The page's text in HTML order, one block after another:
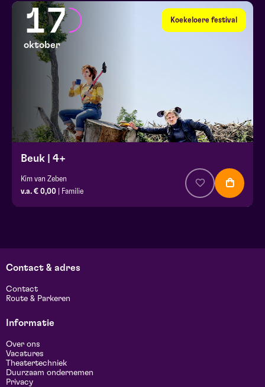
Koekeloere festival
17
oktober
Beuk | 4+
Kim van Zeben
v.a. € 0,00 | Familie
Contact & adres
Contact
Route & Parkeren
Informatie
Over ons
Vacatures
Theatertechniek
Duurzaam ondernemen
Privacy